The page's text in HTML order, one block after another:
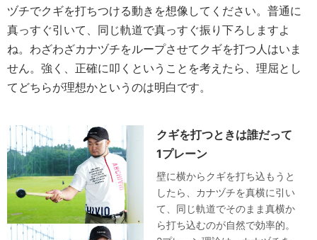
ヅチでクギを打ちつける動きを想像してください。普通に
真っすぐ引いて、同じ軌道で真っすぐ振り下ろしますよ
ね。わざわざカナヅチをループさせてクギを打つ人はいま
せん。強く、正確に叩くということを考えたら、理屈とし
てどちらが理想かというのは明白です。
クギを打つときは誰だって
1プレーン
壁に横からクギを打ち込もうと
したら、カナヅチを真横に引い
て、同じ軌道でそのまま真横か
ら打ち込むのが自然で効率的。